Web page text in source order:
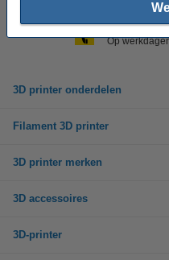
Op
3D printer onderdelen
Filament 3D printer
3D printer merken
3D accessoires
3D-printer